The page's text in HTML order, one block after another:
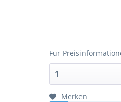
Für
Merken